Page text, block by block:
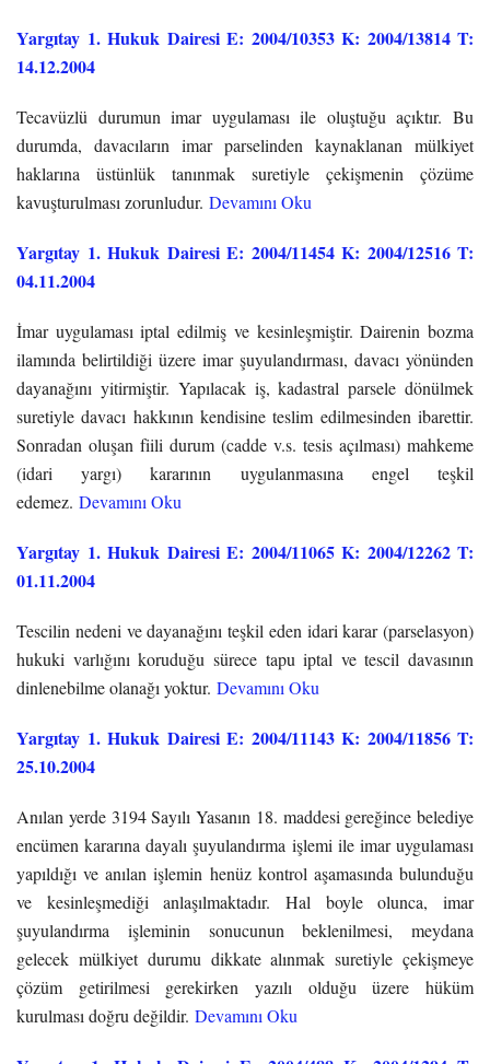
Yargıtay 1. Hukuk Dairesi E: 2004/10353 K: 2004/13814 T:
14.12.2004
Tecavüzlü durumun imar uygulaması ile oluştuğu açıktır. Bu
durumda, davacıların imar parselinden kaynaklanan mülkiyet
haklarına üstünlük tanınmak suretiyle çekişmenin çözüme
kavuşturulması zorunludur. Devamını Oku
Yargıtay 1. Hukuk Dairesi E: 2004/11454 K: 2004/12516 T:
04.11.2004
İmar uygulaması iptal edilmiş ve kesinleşmiştir. Dairenin bozma
ilamında belirtildiği üzere imar şuyulandırması, davacı yönünden
dayanağını yitirmiştir. Yapılacak iş, kadastral parsele dönülmek
suretiyle davacı hakkının kendisine teslim edilmesinden ibarettir.
Sonradan oluşan fiili durum (cadde v.s. tesis açılması) mahkeme
(idari yargı) kararının uygulanmasına engel teşkil
edemez. Devamını Oku
Yargıtay 1. Hukuk Dairesi E: 2004/11065 K: 2004/12262 T:
01.11.2004
Tescilin nedeni ve dayanağını teşkil eden idari karar (parselasyon)
hukuki varlığını koruduğu sürece tapu iptal ve tescil davasının
dinlenebilme olanağı yoktur. Devamını Oku
Yargıtay 1. Hukuk Dairesi E: 2004/11143 K: 2004/11856 T:
25.10.2004
Anılan yerde 3194 Sayılı Yasanın 18. maddesi gereğince belediye
encümen kararına dayalı şuyulandırma işlemi ile imar uygulaması
yapıldığı ve anılan işlemin henüz kontrol aşamasında bulunduğu
ve kesinleşmediği anlaşılmaktadır. Hal boyle olunca, imar
şuyulandırma işleminin sonucunun beklenilmesi, meydana
gelecek mülkiyet durumu dikkate alınmak suretiyle çekişmeye
çözüm getirilmesi gerekirken yazılı olduğu üzere hüküm
kurulması doğru değildir. Devamını Oku